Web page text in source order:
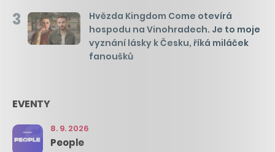
3
Hvězda Kingdom Come otevírá
hospodu na Vinohradech. Je to moje
vyznání lásky k Česku, říká miláček
fanoušků
EVENTY
8. 9. 2026
People